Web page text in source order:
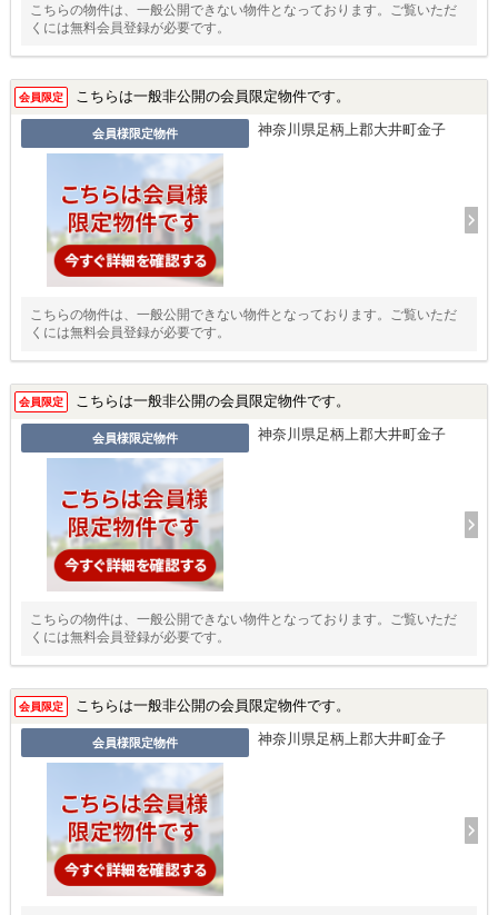
こちらの物件は、一般公開できない物件となっております。ご覧いただ
くには無料会員登録が必要です。
会員限定 こちらは一般非公開の会員限定物件です。
会員様限定物件 神奈川県足柄上郡大井町金子
こちらの物件は、一般公開できない物件となっております。ご覧いただ
くには無料会員登録が必要です。
会員限定 こちらは一般非公開の会員限定物件です。
会員様限定物件 神奈川県足柄上郡大井町金子
こちらの物件は、一般公開できない物件となっております。ご覧いただ
くには無料会員登録が必要です。
会員限定 こちらは一般非公開の会員限定物件です。
会員様限定物件 神奈川県足柄上郡大井町金子